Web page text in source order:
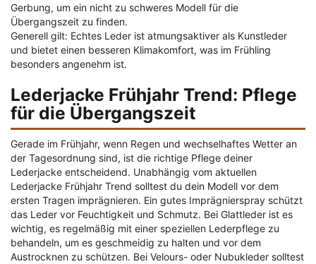
Gerbung, um ein nicht zu schweres Modell für die
Übergangszeit zu finden.
Generell gilt: Echtes Leder ist atmungsaktiver als Kunstleder
und bietet einen besseren Klimakomfort, was im Frühling
besonders angenehm ist.
Lederjacke Frühjahr Trend: Pflege
für die Übergangszeit
Gerade im Frühjahr, wenn Regen und wechselhaftes Wetter an
der Tagesordnung sind, ist die richtige Pflege deiner
Lederjacke entscheidend. Unabhängig vom aktuellen
Lederjacke Frühjahr Trend solltest du dein Modell vor dem
ersten Tragen imprägnieren. Ein gutes Imprägnierspray schützt
das Leder vor Feuchtigkeit und Schmutz. Bei Glattleder ist es
wichtig, es regelmäßig mit einer speziellen Lederpflege zu
behandeln, um es geschmeidig zu halten und vor dem
Austrocknen zu schützen. Bei Velours- oder Nubukleder solltest